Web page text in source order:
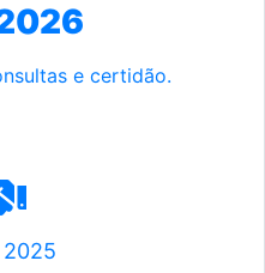
e certidão.
2025